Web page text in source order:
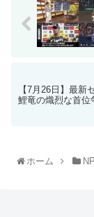
【7月26日】最新
鯉竜の熾烈な首位
ホーム